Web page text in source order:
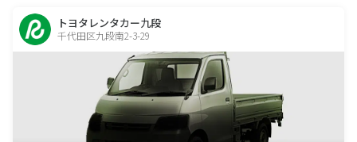
トヨタレンタカー九段
千代田区九段南2-3-29